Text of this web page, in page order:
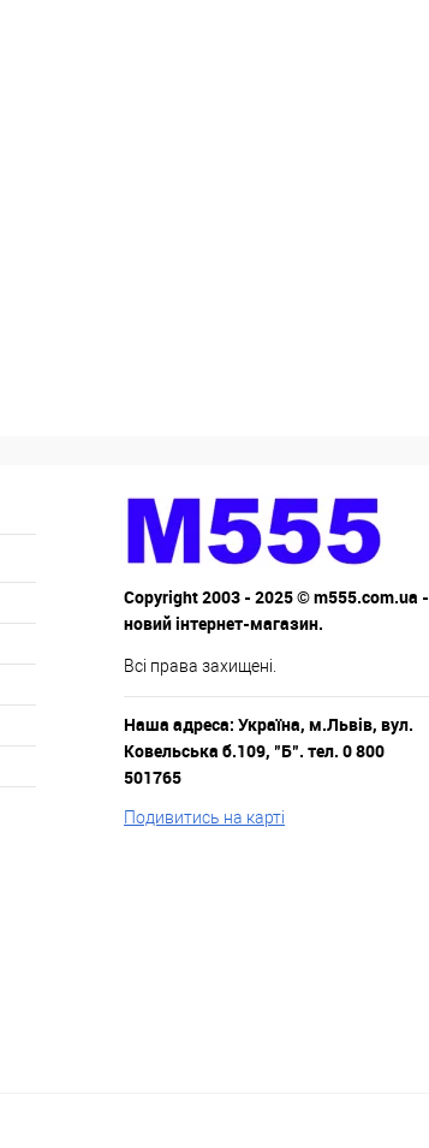
Copyright 2003 - 2025 © m555.com.ua -
новий інтернет-магазин.
Всі права захищені.
Наша адреса: Україна, м.Львів, вул.
Ковельська б.109, "Б". тел. 0 800
501765
Подивитись на карті